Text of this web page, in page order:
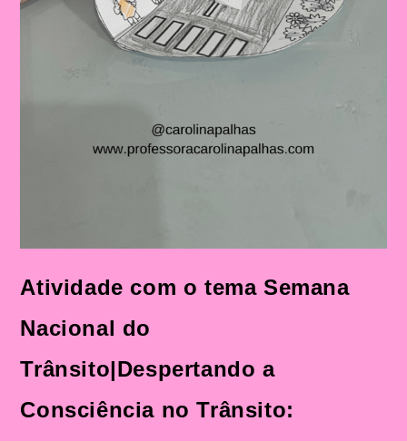
Atividade com o tema Semana
Nacional do
Trânsito|Despertando a
Consciência no Trânsito: